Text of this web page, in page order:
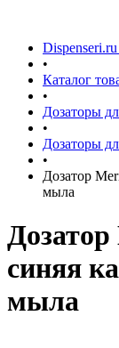
•
Каталог
•
Дозаторы
•
Дозаторы
•
Дозатор
мыла
синяя
мыла